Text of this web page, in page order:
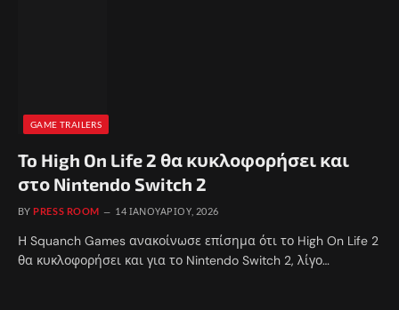
GAME TRAILERS
To High On Life 2 θα κυκλοφορήσει και
στο Nintendo Switch 2
BY PRESS ROOM 14 ΙΑΝΟΥΑΡΊΟΥ, 2026
Η Squanch Games ανακοίνωσε επίσημα ότι το High On Life 2
θα κυκλοφορήσει και για το Nintendo Switch 2, λίγο…